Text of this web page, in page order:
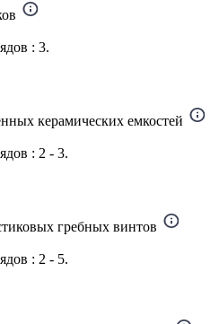
: 3.
керамических емкостей
: 2 - 3.
гребных винтов
: 2 - 5.